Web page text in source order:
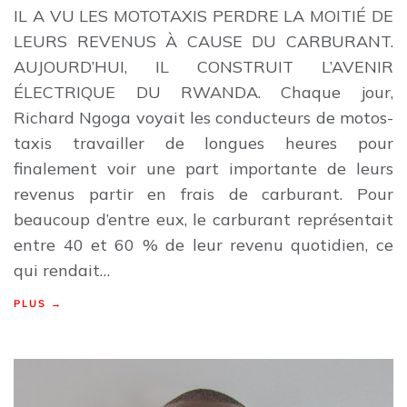
IL A VU LES MOTOTAXIS PERDRE LA MOITIÉ DE
LEURS REVENUS À CAUSE DU CARBURANT.
AUJOURD’HUI, IL CONSTRUIT L’AVENIR
ÉLECTRIQUE DU RWANDA. Chaque jour,
Richard Ngoga voyait les conducteurs de motos-
taxis travailler de longues heures pour
finalement voir une part importante de leurs
revenus partir en frais de carburant. Pour
beaucoup d’entre eux, le carburant représentait
entre 40 et 60 % de leur revenu quotidien, ce
qui rendait…
PLUS →